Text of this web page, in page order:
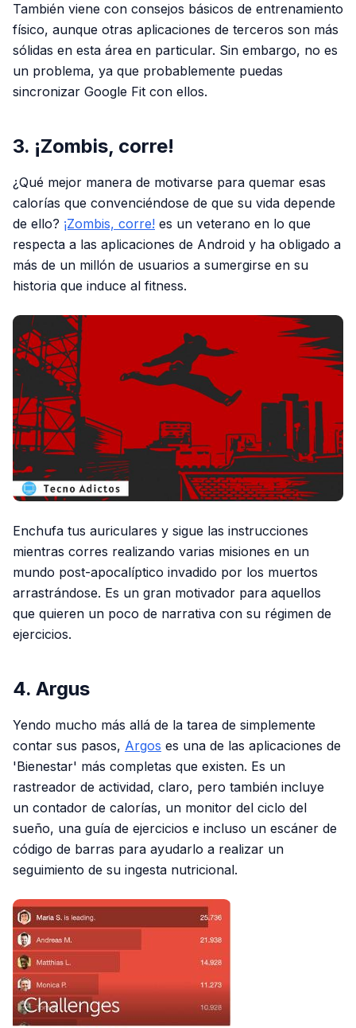
También viene con consejos básicos de entrenamiento
físico, aunque otras aplicaciones de terceros son más
sólidas en esta área en particular. Sin embargo, no es
un problema, ya que probablemente puedas
sincronizar Google Fit con ellos.
3. ¡Zombis, corre!
¿Qué mejor manera de motivarse para quemar esas
calorías que convenciéndose de que su vida depende
de ello? ¡Zombis, corre! es un veterano en lo que
respecta a las aplicaciones de Android y ha obligado a
más de un millón de usuarios a sumergirse en su
historia que induce al fitness.
Enchufa tus auriculares y sigue las instrucciones
mientras corres realizando varias misiones en un
mundo post-apocalíptico invadido por los muertos
arrastrándose. Es un gran motivador para aquellos
que quieren un poco de narrativa con su régimen de
ejercicios.
4. Argus
Yendo mucho más allá de la tarea de simplemente
contar sus pasos, Argos es una de las aplicaciones de
'Bienestar' más completas que existen. Es un
rastreador de actividad, claro, pero también incluye
un contador de calorías, un monitor del ciclo del
sueño, una guía de ejercicios e incluso un escáner de
código de barras para ayudarlo a realizar un
seguimiento de su ingesta nutricional.